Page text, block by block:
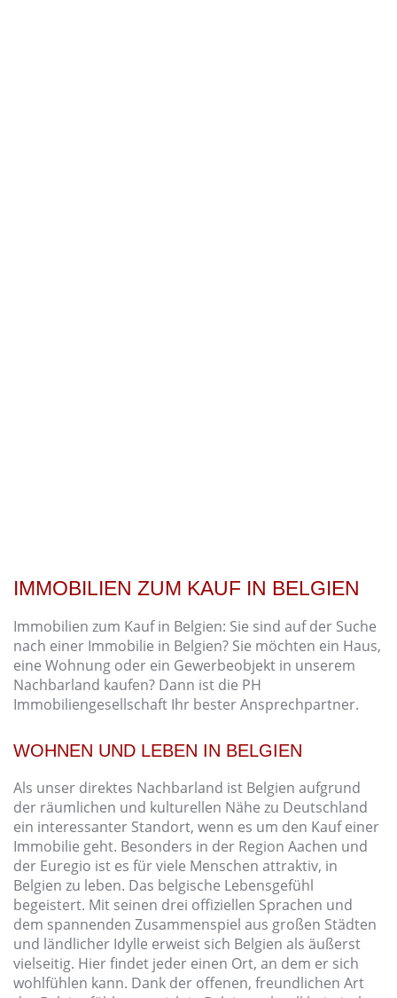
IMMOBILIEN ZUM KAUF IN BELGIEN
Immobilien zum Kauf in Belgien: Sie sind auf der Suche
nach einer Immobilie in Belgien? Sie möchten ein Haus,
eine Wohnung oder ein Gewerbeobjekt in unserem
Nachbarland kaufen? Dann ist die PH
Immobiliengesellschaft Ihr bester Ansprechpartner.
WOHNEN UND LEBEN IN BELGIEN
Als unser direktes Nachbarland ist Belgien aufgrund
der räumlichen und kulturellen Nähe zu Deutschland
ein interessanter Standort, wenn es um den Kauf einer
Immobilie geht. Besonders in der Region Aachen und
der Euregio ist es für viele Menschen attraktiv, in
Belgien zu leben. Das belgische Lebensgefühl
begeistert. Mit seinen drei offiziellen Sprachen und
dem spannenden Zusammenspiel aus großen Städten
und ländlicher Idylle erweist sich Belgien als äußerst
vielseitig. Hier findet jeder einen Ort, an dem er sich
wohlfühlen kann. Dank der offenen, freundlichen Art